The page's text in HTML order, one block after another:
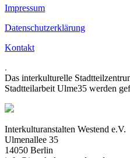
Impressum
Datenschutzerklärung
Kontakt
.
Das interkulturelle
Stadtteilarbeit Ulme35 werden
Interkulturanstalten Westend e.V.
Ulmenallee 35
14050 Berlin